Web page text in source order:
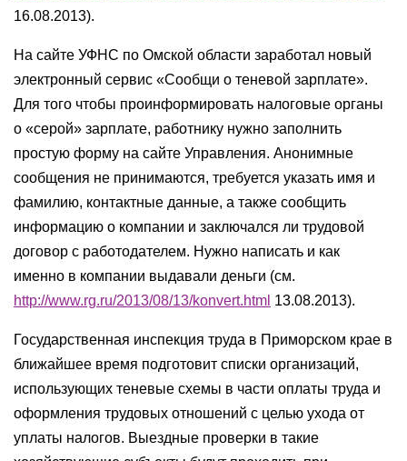
16.08.2013).
На сайте УФНС по Омской области заработал новый
электронный сервис «Сообщи о теневой зарплате».
Для того чтобы проинформировать налоговые органы
о «серой» зарплате, работнику нужно заполнить
простую форму на сайте Управления. Анонимные
сообщения не принимаются, требуется указать имя и
фамилию, контактные данные, а также сообщить
информацию о компании и заключался ли трудовой
договор с работодателем. Нужно написать и как
именно в компании выдавали деньги (см.
http://www.rg.ru/2013/08/13/konvert.html 13.08.2013).
Государственная инспекция труда в Приморском крае в
ближайшее время подготовит списки организаций,
использующих теневые схемы в части оплаты труда и
оформления трудовых отношений с целью ухода от
уплаты налогов. Выездные проверки в такие